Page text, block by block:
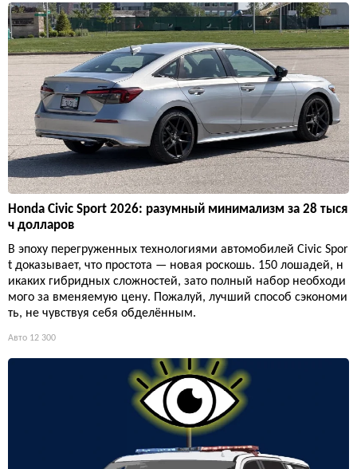
Honda Civic Sport 2026: разумный минимализм за 28 тыся
ч долларов
В эпоху перегруженных технологиями автомобилей Civic Spor
t доказывает, что простота — новая роскошь. 150 лошадей, н
икаких гибридных сложностей, зато полный набор необходи
мого за вменяемую цену. Пожалуй, лучший способ сэкономи
ть, не чувствуя себя обделённым.
Авто 12 300